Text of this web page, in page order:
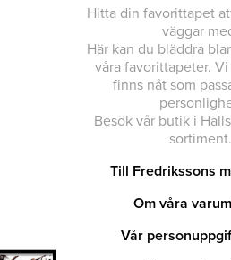
Hitta din favorittapet
väggar
Här kan du bläddra
våra favorittapeter.
finns nåt som
Besök vår butik i
sortiment.
Till Fredrikssons
Om våra
Vår